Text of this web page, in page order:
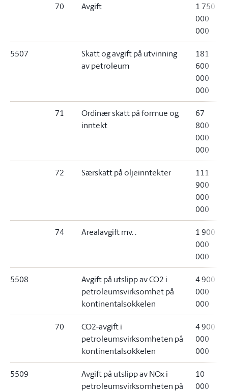
70 Avgift
1 750
000
000
5507
Skatt og avgift på utvinning
av petroleum
181
600
000
000
71
Ordinær skatt på formue og
inntekt
67
800
000
000
72 Særskatt på oljeinntekter
111
900
000
000
74 Arealavgift mv. .
1 900
000
000
5508 Avgift på utslipp av CO2 i
petroleumsvirksomhet på
kontinentalsokkelen
4 900
000
000
70 CO2-avgift i
petroleumsvirksomheten på
kontinentalsokkelen
4 900
000
000
5509
Avgift på utslipp av NOx i
petroleumsvirksomheten på
10
000